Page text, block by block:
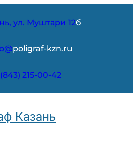
ул. Муштари 12б
poligraf-kzn.ru
(843) 215-00-42
Казань